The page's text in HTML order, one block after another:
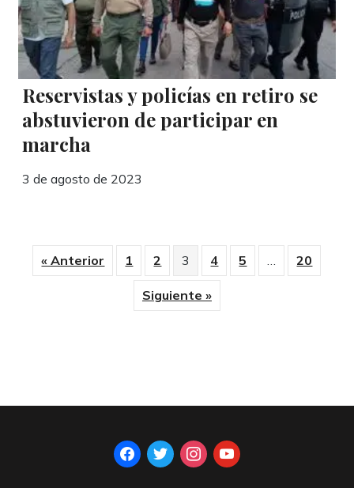
Reservistas y policías en retiro se
abstuvieron de participar en
marcha
3 de agosto de 2023
« Anterior 1 2 3 4 5 … 20
Siguiente »
facebook
twitterinstagram
youtube